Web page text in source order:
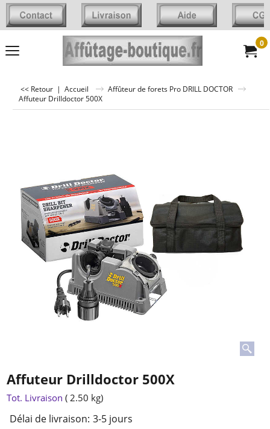
0
<< Retour | Accueil
Affûteur de forets Pro DRILL DOCTOR
Affuteur Drilldoctor 500X
Affuteur Drilldoctor 500X
€199.00 TTC
Tot. Livraison
2.50kg